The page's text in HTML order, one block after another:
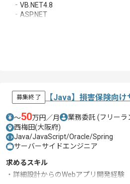
‐VB.NET4.8
‐ASP.NET
募集終了 【Java】損害保険向
〜50万円／月 業務委託 (フリーラ
西梅田(大阪府)
Java/JavaScript/Oracle/Spring
サーバーサイドエンジニア
求めるスキル
・詳細設計からのWebアプリ開発経験